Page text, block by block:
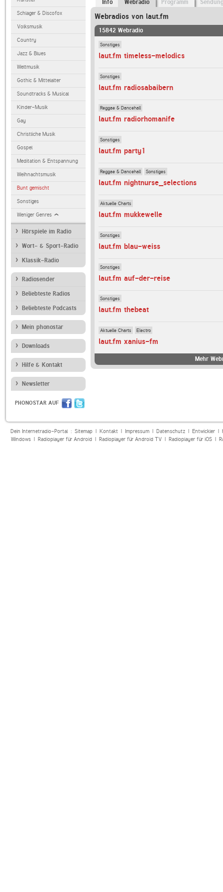
Schlager & Discofox
Volksmusik
Country
Jazz & Blues
Weltmusik
Gothic & Mittelalter
Soundtracks & Musical
Kinder-Musik
Gay
Christliche Musik
Gospel
Meditation & Entspannung
Weihnachtsmusik
Bunt gemischt
Sonstiges
Weniger Genres
Hörspiele im Radio
Wort- & Sport-Radio
Klassik-Radio
Radiosender
Beliebteste Radios
Beliebteste Podcasts
Mein phonostar
Downloads
Hilfe & Kontakt
Newsletter
PHONOSTAR AUF
Info Webradio Programm
Webradios von laut.fm
15842 Webradio
Sonstiges
laut.fm timeless-melodics
Sonstiges
laut.fm radiosabaibern
Reggae & Dancehall
laut.fm radiorhomanife
Sonstiges
laut.fm party1
Reggae & Dancehall Sonstiges
laut.fm nightnurse_selections
Aktuelle Charts
laut.fm mukkewelle
Sonstiges
laut.fm blau-weiss
Sonstiges
laut.fm auf-der-reise
Sonstiges
laut.fm thebeat
Aktuelle Charts Electro
laut.fm xanius-fm
Mehr
Dein Internetradio-Portal : Sitemap| Kontakt| Impressum| Datenschutz| Entwickler|
Windows| Radioplayer für Android| Radioplayer für Android TV| Radioplayer für iOS|